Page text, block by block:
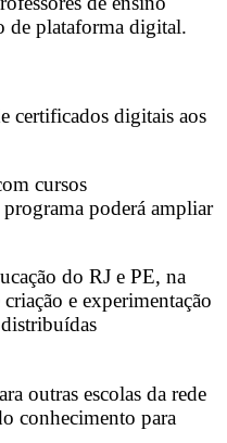
de plataforma digital.
certificados digitais aos
cursos
poderá ampliar
do RJ e PE, na
e experimentação
outras escolas da rede
conhecimento para